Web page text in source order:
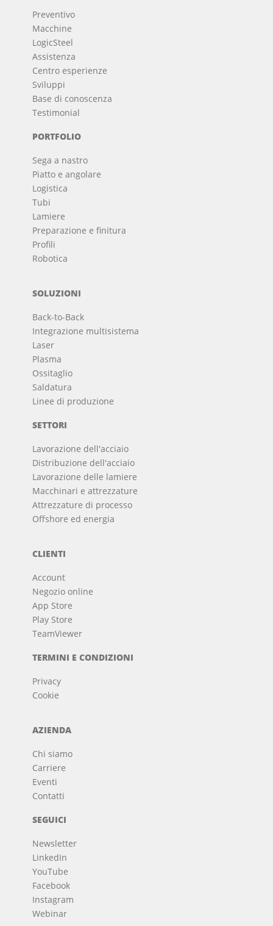
Preventivo
Macchine
LogicSteel
Assistenza
Centro esperienze
Sviluppi
Base di conoscenza
Testimonial
PORTFOLIO
Sega a nastro
Piatto e angolare
Logistica
Tubi
Lamiere
Preparazione e finitura
Profili
Robotica
SOLUZIONI
Back-to-Back
Integrazione multisistema
Laser
Plasma
Ossitaglio
Saldatura
Linee di produzione
SETTORI
Lavorazione dell'acciaio
Distribuzione dell'acciaio
Lavorazione delle lamiere
Macchinari e attrezzature
Attrezzature di processo
Offshore ed energia
CLIENTI
Account
Negozio online
App Store
Play Store
TeamViewer
TERMINI E CONDIZIONI
Privacy
Cookie
AZIENDA
Chi siamo
Carriere
Eventi
Contatti
SEGUICI
Newsletter
LinkedIn
YouTube
Facebook
Instagram
Webinar